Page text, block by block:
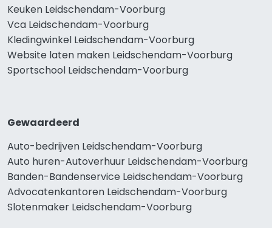
Keuken Leidschendam-Voorburg
Vca Leidschendam-Voorburg
Kledingwinkel Leidschendam-Voorburg
Website laten maken Leidschendam-Voorburg
Sportschool Leidschendam-Voorburg
Gewaardeerd
Auto-bedrijven Leidschendam-Voorburg
Auto huren-Autoverhuur Leidschendam-Voorburg
Banden-Bandenservice Leidschendam-Voorburg
Advocatenkantoren Leidschendam-Voorburg
Slotenmaker Leidschendam-Voorburg